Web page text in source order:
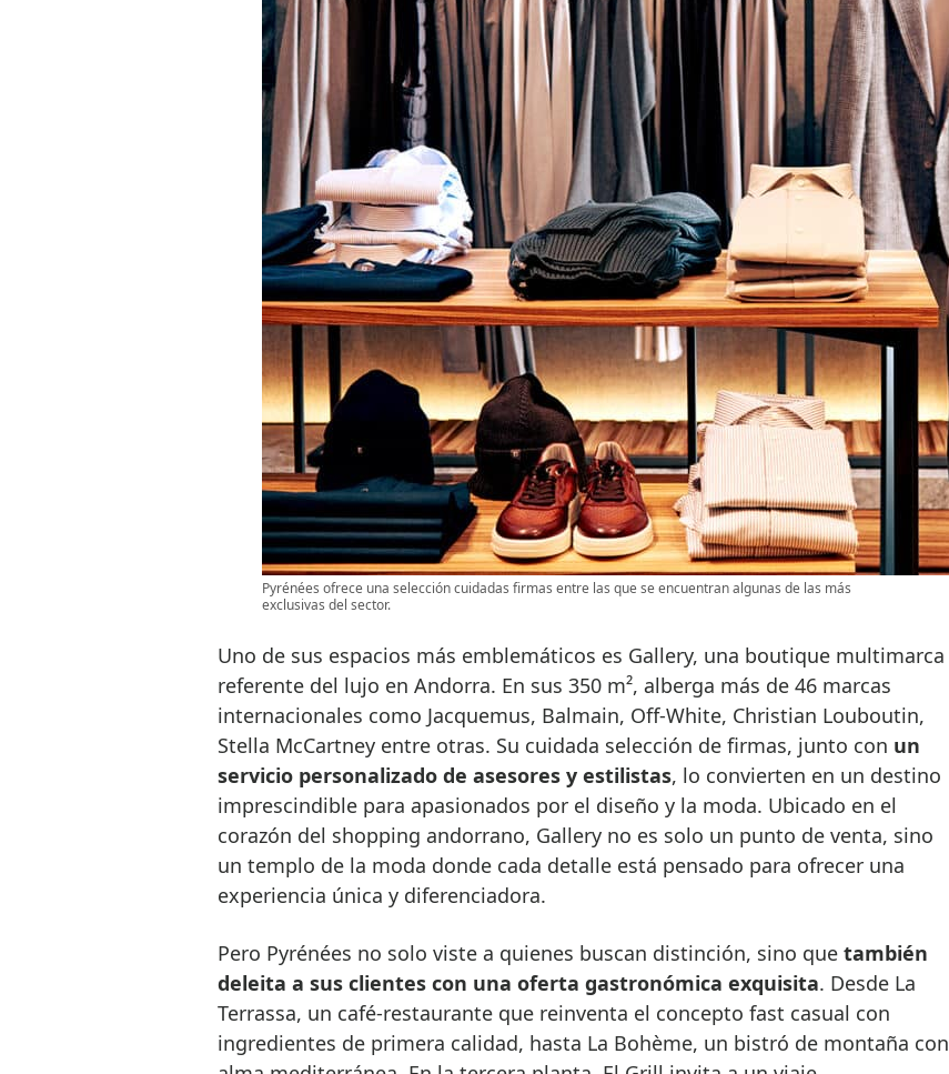
Pyrénées ofrece una selección cuidadas firmas entre las que se encuentran algunas de las más
exclusivas del sector.
Uno de sus espacios más emblemáticos es Gallery, una boutique multimarca
referente del lujo en Andorra. En sus 350 m², alberga más de 46 marcas
internacionales como Jacquemus, Balmain, Off-White, Christian Louboutin,
Stella McCartney entre otras. Su cuidada selección de firmas, junto con un
servicio personalizado de asesores y estilistas, lo convierten en un destino
imprescindible para apasionados por el diseño y la moda. Ubicado en el
corazón del shopping andorrano, Gallery no es solo un punto de venta, sino
un templo de la moda donde cada detalle está pensado para ofrecer una
experiencia única y diferenciadora.
Pero Pyrénées no solo viste a quienes buscan distinción, sino que también
deleita a sus clientes con una oferta gastronómica exquisita. Desde La
Terrassa, un café-restaurante que reinventa el concepto fast casual con
ingredientes de primera calidad, hasta La Bohème, un bistró de montaña con